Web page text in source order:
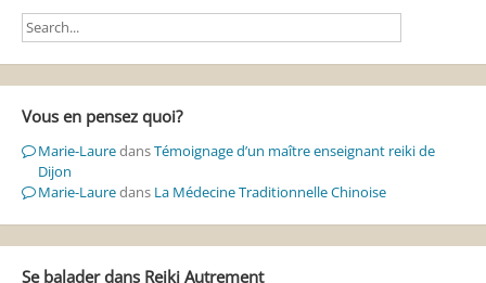
Vous en pensez quoi?
Marie-LauredansTémoignage d’un maître enseignant reiki de
Dijon
Marie-Lauredans La Médecine Traditionnelle Chinoise
Se balader dans Reiki Autrement